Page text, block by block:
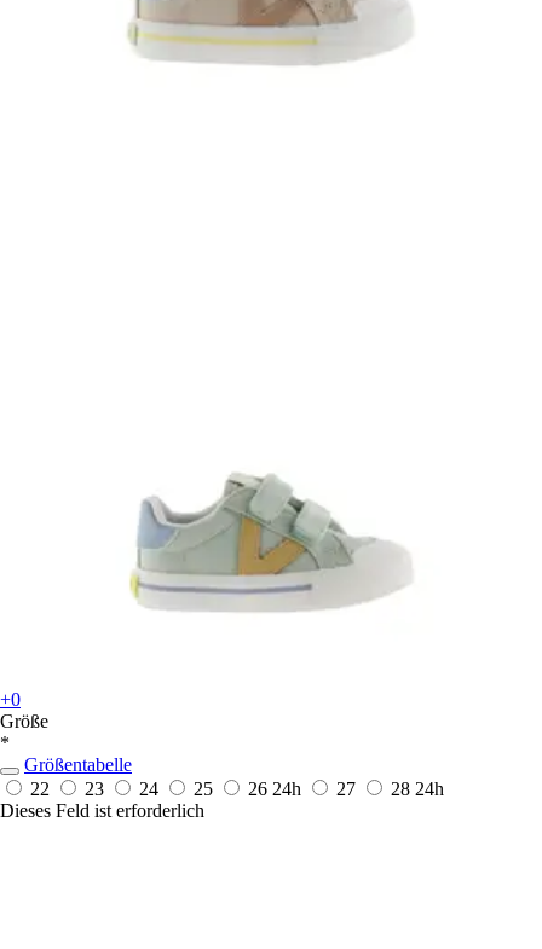
+0
Größe
*
Größentabelle
22
23 24 25 26 24h 27 28 24h
Dieses Feld ist erforderlich